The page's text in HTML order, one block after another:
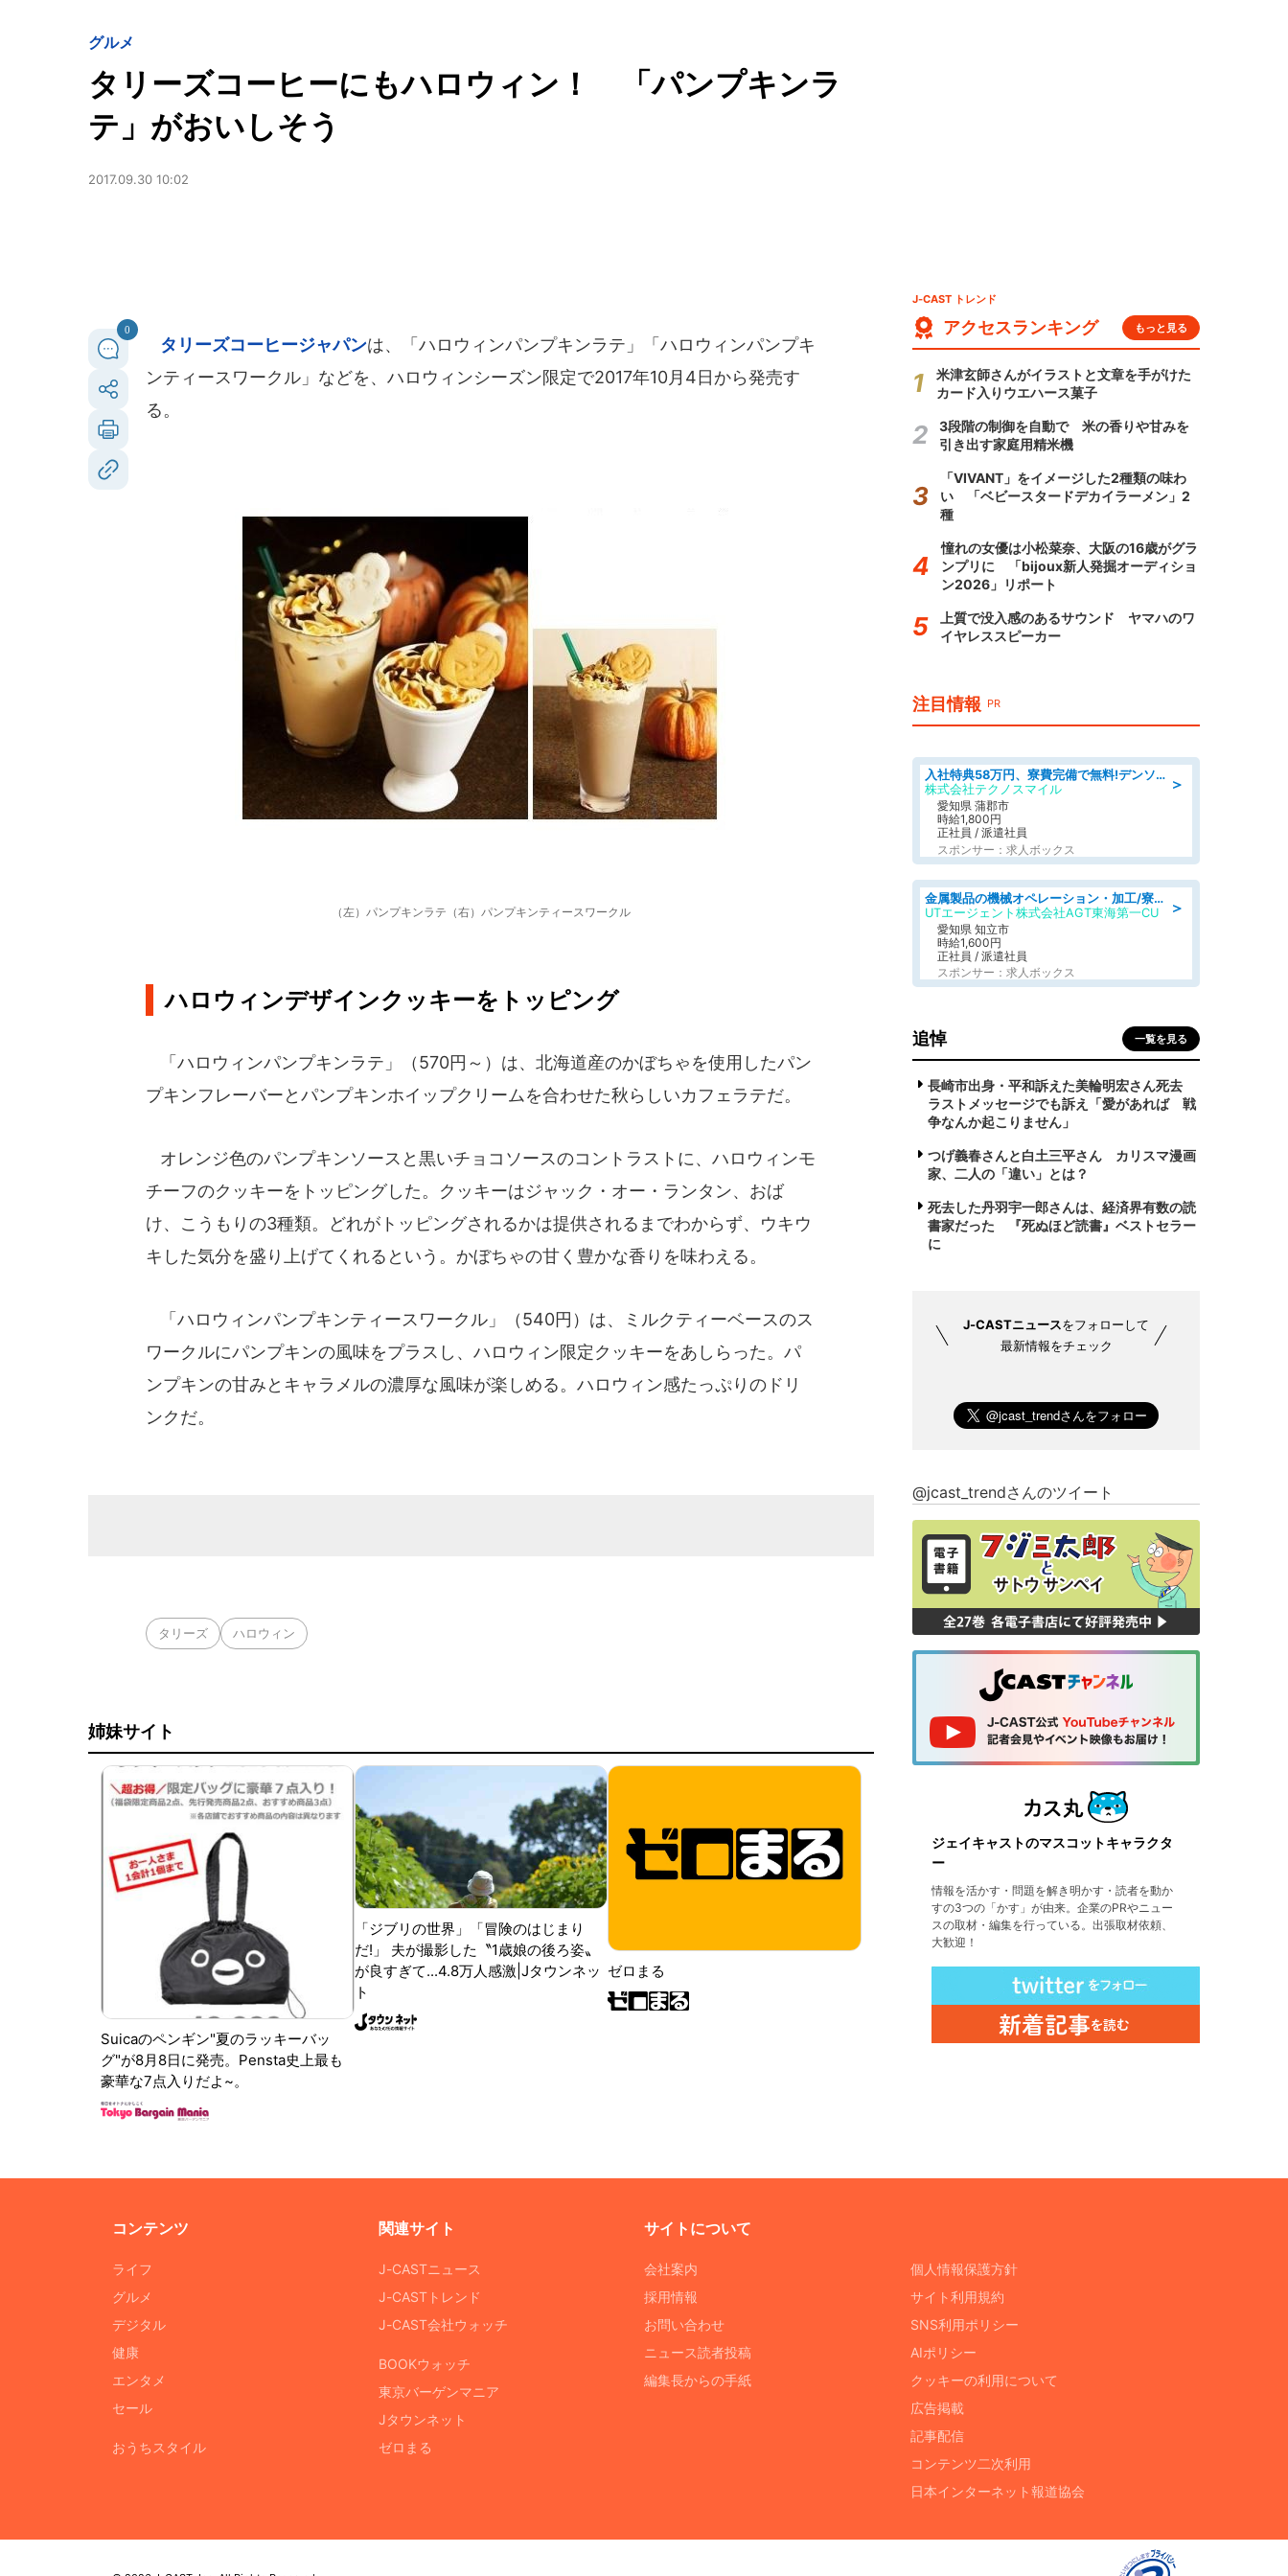
グルメ
タリーズコーヒーにもハロウィン！ 「パンプキンラ
テ」がおいしそう
2017.09.30 10:02
0
タリーズコーヒージャパンは、「ハロウィンパンプキンラテ」「ハロウィンパンプキ
ンティースワークル」などを、ハロウィンシーズン限定で2017年10月4日から発売す
る。
（左）パンプキンラテ（右）パンプキンティースワークル
ハロウィンデザインクッキーをトッピング
「ハロウィンパンプキンラテ」（570円～）は、北海道産のかぼちゃを使用したパン
プキンフレーバーとパンプキンホイップクリームを合わせた秋らしいカフェラテだ。
オレンジ色のパンプキンソースと黒いチョコソースのコントラストに、ハロウィンモ
チーフのクッキーをトッピングした。クッキーはジャック・オー・ランタン、おば
け、こうもりの3種類。どれがトッピングされるかは提供されるまでわからず、ウキウ
キした気分を盛り上げてくれるという。かぼちゃの甘く豊かな香りを味わえる。
「ハロウィンパンプキンティースワークル」（540円）は、ミルクティーベースのス
ワークルにパンプキンの風味をプラスし、ハロウィン限定クッキーをあしらった。パ
ンプキンの甘みとキャラメルの濃厚な風味が楽しめる。ハロウィン感たっぷりのドリ
ンクだ。
タリーズ ハロウィン
姉妹サイト
Suicaのペンギン"夏のラッキーバッ
グ"が8月8日に発売。Pensta史上最も
豪華な7点入りだよ~。
「ジブリの世界」「冒険のはじまり
だ!」 夫が撮影した〝1歳娘の後ろ姿〟
が良すぎて...4.8万人感激|Jタウンネッ
ト
ゼロまる
J-CAST トレンド
アクセスランキング もっと見る
米津玄師さんがイラストと文章を手がけた
カード入りウエハース菓子
3段階の制御を自動で 米の香りや甘みを
引き出す家庭用精米機
「VIVANT」をイメージした2種類の味わ
い 「ベビースタードデカイラーメン」2
種
憧れの女優は小松菜奈、大阪の16歳がグラ
ンプリに 「bijoux新人発掘オーディショ
ン2026」リポート
上質で没入感のあるサウンド ヤマハのワ
イヤレススピーカー
注目情報 PR
＞
入社特典58万円、寮費完備で無料!デンソーで働こう!自動車工場で小型部品の検査業務 denso aichi
株式会社テクノスマイル
愛知県 蒲郡市
時給1,800円
正社員 / 派遣社員
スポンサー：求人ボックス
＞
金属製品の機械オペレーション・加工/寮完備/日払い/工場・製造
UTエージェント株式会社AGT東海第一CU
愛知県 知立市
時給1,600円
正社員 / 派遣社員
スポンサー：求人ボックス
追悼 一覧を見る
長崎市出身・平和訴えた美輪明宏さん死去
ラストメッセージでも訴え「愛があれば 戦
争なんか起こりません」
つげ義春さんと白土三平さん カリスマ漫画
家、二人の「違い」とは？
死去した丹羽宇一郎さんは、経済界有数の読
書家だった 『死ぬほど読書』ベストセラー
に
J-CASTニュースをフォローして
最新情報をチェック
@jcast_trendさんのツイート
ジェイキャストのマスコットキャラクタ
ー
情報を活かす・問題を解き明かす・読者を動か
すの3つの「かす」が由来。企業のPRやニュー
スの取材・編集を行っている。出張取材依頼、
大歓迎！
コンテンツ
ライフ
グルメ
デジタル
健康
エンタメ
セール
おうちスタイル
関連サイト
J-CASTニュース
J-CASTトレンド
J-CAST会社ウォッチ
BOOKウォッチ
東京バーゲンマニア
Jタウンネット
ゼロまる
サイトについて
会社案内
採用情報
お問い合わせ
ニュース読者投稿
編集長からの手紙
個人情報保護方針
サイト利用規約
SNS利用ポリシー
AIポリシー
クッキーの利用について
広告掲載
記事配信
コンテンツ二次利用
日本インターネット報道協会